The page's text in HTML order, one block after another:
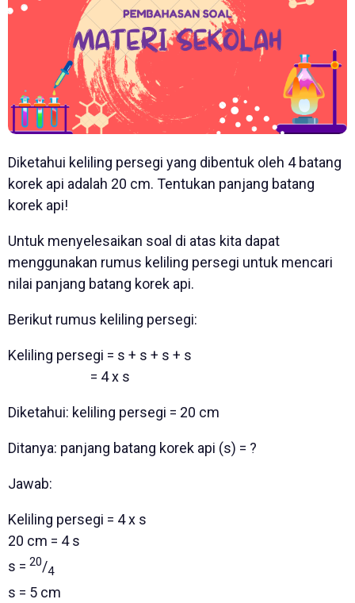
Diketahui keliling persegi yang dibentuk oleh 4 batang
korek api adalah 20 cm. Tentukan panjang batang
korek api!
Untuk menyelesaikan soal di atas kita dapat
menggunakan rumus keliling persegi untuk mencari
nilai panjang batang korek api.
Berikut rumus keliling persegi:
Keliling persegi = s + s + s + s
= 4 x s
Diketahui: keliling persegi = 20 cm
Ditanya: panjang batang korek api (s) = ?
Jawab:
Keliling persegi = 4 x s
20 cm = 4 s
s = 20/4
s = 5 cm